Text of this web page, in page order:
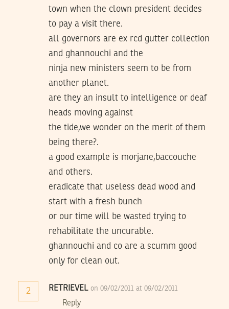
town when the clown president decides
to pay a visit there.
all governors are ex rcd gutter collection
and ghannouchi and the
ninja new ministers seem to be from
another planet.
are they an insult to intelligence or deaf
heads moving against
the tide,we wonder on the merit of them
being there?.
a good example is morjane,baccouche
and others.
eradicate that useless dead wood and
start with a fresh bunch
or our time will be wasted trying to
rehabilitate the uncurable.
ghannouchi and co are a scumm good
only for clean out.
2 RETRIEVEL on 09/02/2011 at 09/02/2011
Reply